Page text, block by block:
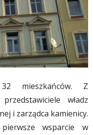
mieszkańców. Z
władz
i zarządca kamienicy.
wsparcie w